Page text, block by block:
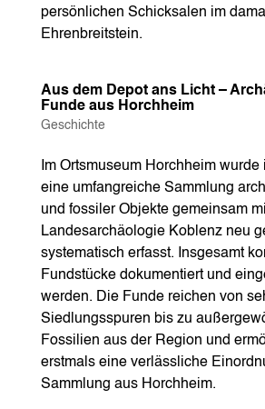
persönlichen Schicksalen im
Ehrenbreitstein.
Aus dem Depot ans Licht –
Funde aus Horchheim
Geschichte
Im Ortsmuseum Horchheim wurde
eine umfangreiche Sammlung
und fossiler Objekte gemeinsam
Landesarchäologie Koblenz neu
systematisch erfasst. Insgesamt
Fundstücke dokumentiert und
werden. Die Funde reichen von
Siedlungsspuren bis zu
Fossilien aus der Region und
erstmals eine verlässliche
Sammlung aus Horchheim.